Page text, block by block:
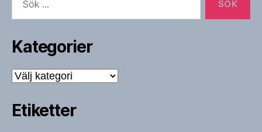
efter:
Kategorier
Kategorier
Etiketter